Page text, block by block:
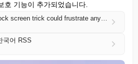
호 기능이 추가되었습니다.
Android 17’s new lock screen trick could frustrate anyone trying to break into your phone
국어 RSS